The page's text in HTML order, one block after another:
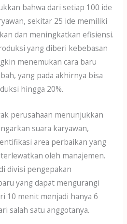
bahwa dari setiap 100 ide
sekitar 25 ide memiliki
dan meningkatkan efisiensi.
yang diberi kebebasan
menemukan cara baru
yang pada akhirnya bisa
hingga 20%.
perusahaan menunjukkan
suara karyawan,
area perbaikan yang
oleh manajemen.
divisi pengepakan
yang dapat mengurangi
10 menit menjadi hanya 6
salah satu anggotanya.